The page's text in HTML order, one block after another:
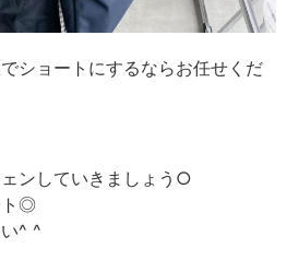
ショートにするならお任せくだ
ンしていきましょう○
ト◎
^ ^